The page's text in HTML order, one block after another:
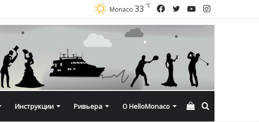
Instagram
YouTube
Twitter
Facebook
Monaco 33 ℃
Инструкции Ривьера О HelloMonaco Смотреть